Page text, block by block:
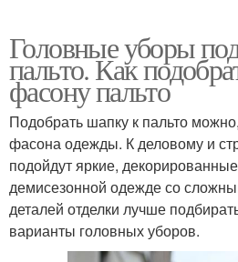
Головные уборы
пальто. Как
фасону пальто
Подобрать шапку к пальто
фасона одежды. К деловому и
подойдут яркие,
демисезонной одежде со
деталей отделки лучше
варианты головных уборов.